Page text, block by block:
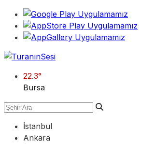
22.3°
Bursa
İstanbul
Ankara